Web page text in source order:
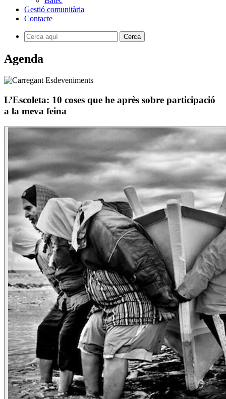
Gestió comunitària
Contacte
Agenda
L’Escoleta: 10 coses que he après sobre participació
a la meva feina